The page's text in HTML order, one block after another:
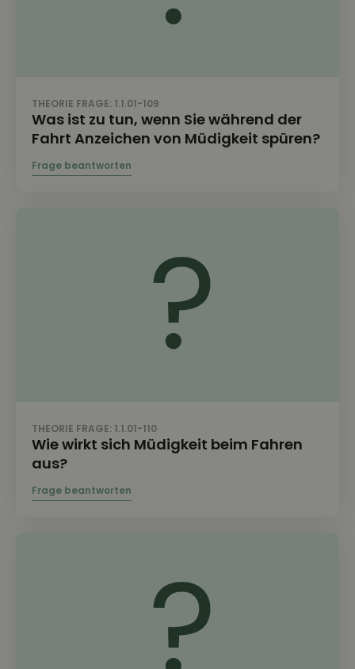
THEORIE FRAGE: 1.1.01-109
Was ist zu tun, wenn Sie während der
Fahrt Anzeichen von Müdigkeit spüren?
THEORIE FRAGE: 1.1.01-110
Wie wirkt sich Müdigkeit beim Fahren
aus?